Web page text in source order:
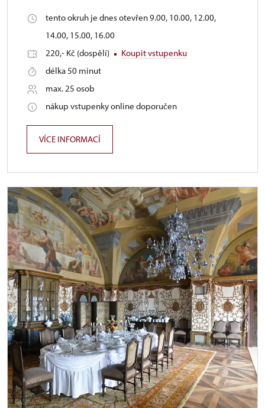
tento okruh je dnes otevřen 9.00, 10.00, 12.00,
14.00, 15.00, 16.00
220,- Kč (dospělí)
Koupit vstupenku
délka 50 minut
max. 25 osob
nákup vstupenky online doporučen
VÍCE INFORMACÍ